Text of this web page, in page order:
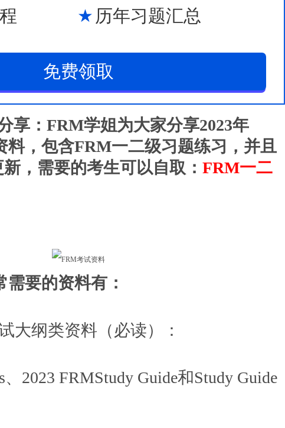
历年习题汇总
免费领取
享：FRM学姐为大家分享2023年
料，包含FRM一二级习题练习，并且
，需要的考生可以自取： FRM一二
需要的资料有：
大纲类资料（必读）：
、2023 FRMStudy Guide和Study Guide